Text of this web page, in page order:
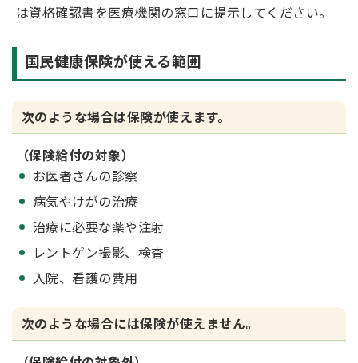
は資格確認書を医療機関の窓口に提示してください。
国民健康保険が使える範囲
次のような場合は保険が使えます。
（保険給付の対象）
お医者さんの診察
病気やけがの治療
治療に必要な薬や注射
レントゲン撮影、検査
入院、看護の費用
次のような場合には保険が使えません。